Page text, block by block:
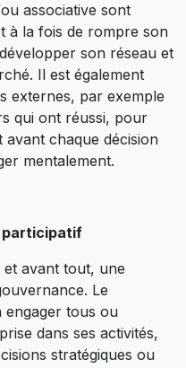
associative sont
à la fois de rompre son
son réseau et
Il est également
externes, par exemple
qui ont réussi, pour
chaque décision
mentalement.
participatif
et avant tout, une
Le
engager tous ou
dans ses activités,
stratégiques ou